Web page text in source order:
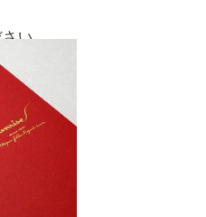
い。